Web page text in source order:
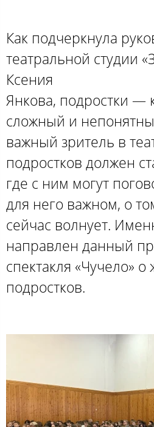
Как подчеркнула
театральной студии
Ксения
Янкова, подростки —
сложный и
важный зритель в
подростков должен
где с ним могут
для него важном, о
сейчас волнует.
направлен данный
спектакля «Чучело» о
подростков.